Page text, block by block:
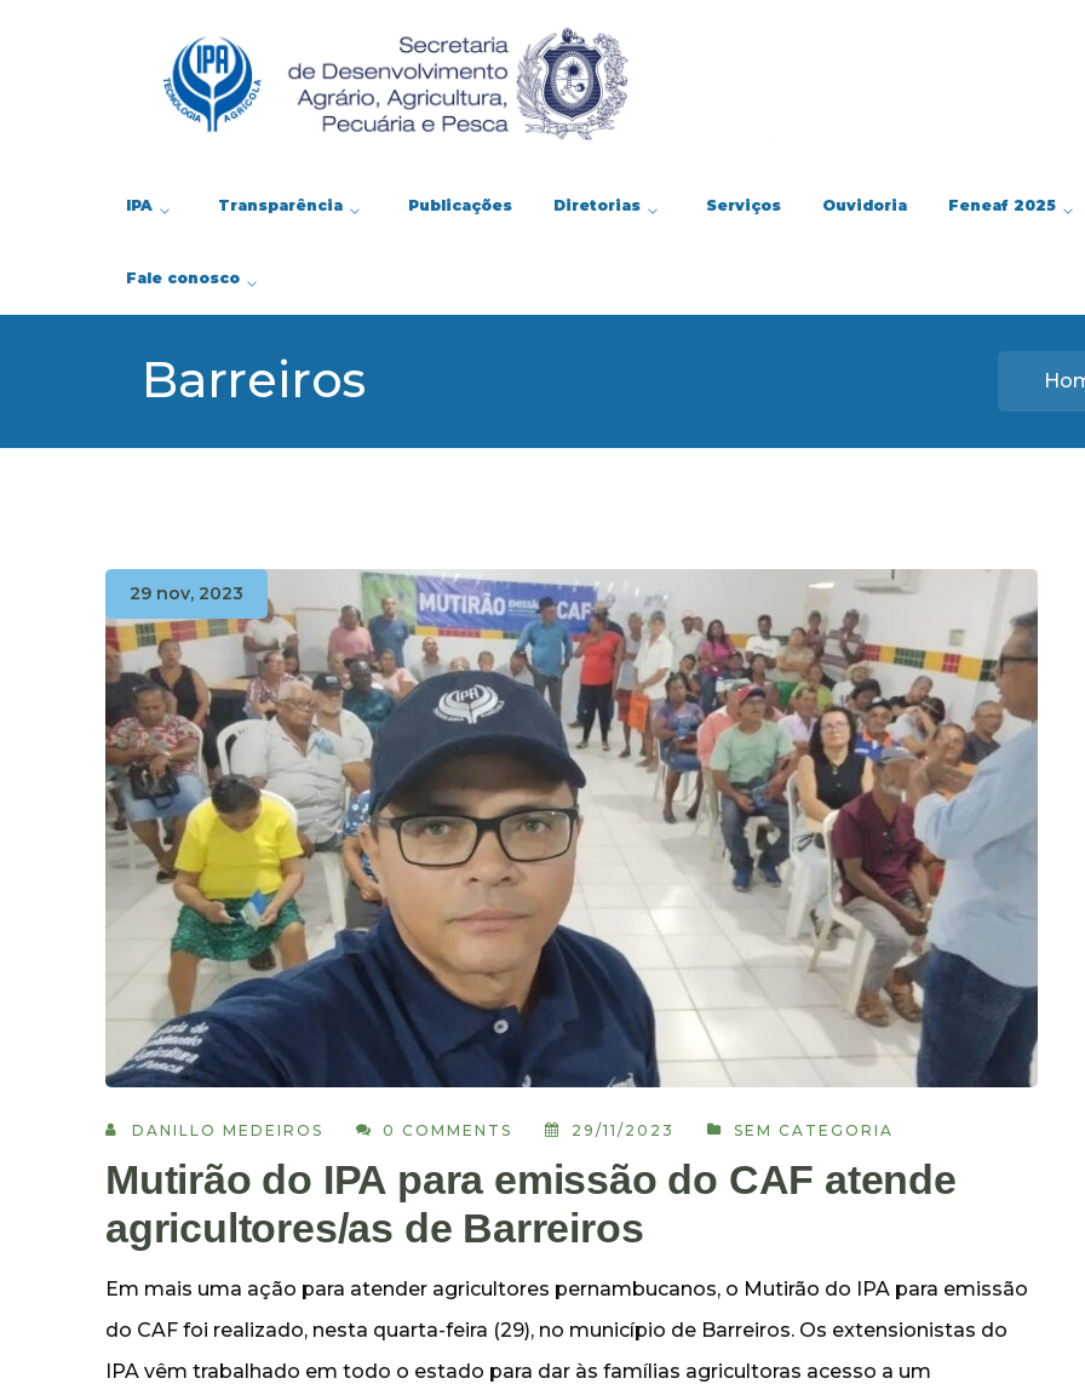
IPA Transparência Publicações Diretorias Serviços Ouvidoria Feneaf 2025
Fale conosco
Barreiros
29 nov, 2023
DANILLO MEDEIROS 0 COMMENTS 29/11/2023 SEM CATEGORIA
Mutirão do IPA para emissão do CAF atende
agricultores/as de Barreiros
Em mais uma ação para atender agricultores pernambucanos, o Mutirão do IPA para emissão
do CAF foi realizado, nesta quarta-feira (29), no município de Barreiros. Os extensionistas do
IPA vêm trabalhado em todo o estado para dar às famílias agricultoras acesso a um